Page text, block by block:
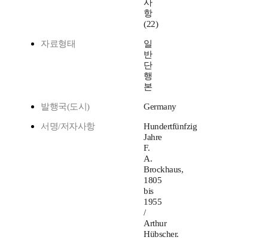
사
항
(22)
자료형태
일
반
단
행
본
발행국(도시) Germany
서명/저자사항
Hundertfünfzig
Jahre
F.
A.
Brockhaus,
1805
bis
1955
/
Arthur
Hübscher.